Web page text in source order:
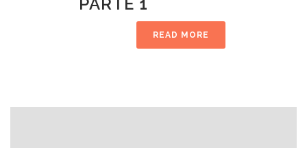
READ MORE